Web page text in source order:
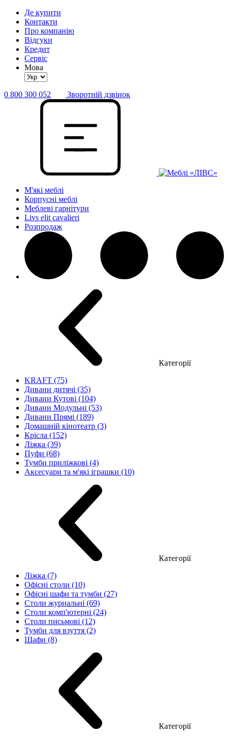
Де купити
Контакти
Про компанію
Відгуки
Кредит
Сервіс
Мова
0 800 300 052 Зворотній дзвінок
М'які меблі
Корпусні меблі
Меблеві гарнітури
Livs elit cavalieri
Розпродаж
Категорії
KRAFT (75)
Дивани дитячі (35)
Дивани Кутові (104)
Дивани Модульні (53)
Дивани Прямі (189)
Домашній кінотеатр (3)
Крісла (152)
Ліжка (39)
Пуфи (68)
Тумби приліжкові (4)
Аксесуари та м'які іграшки (10)
Категорії
Ліжка (7)
Офісні столи (10)
Офісні шафи та тумби (27)
Столи журнальні (69)
Столи комп'ютерні (24)
Столи письмові (12)
Тумби для взуття (2)
Шафи (8)
Категорії